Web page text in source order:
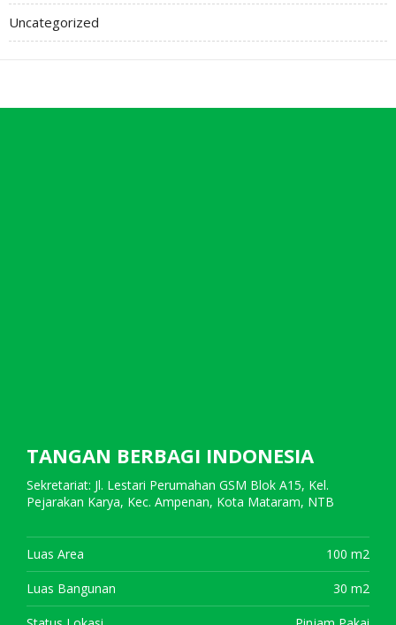
Uncategorized
TANGAN BERBAGI INDONESIA
Sekretariat: Jl. Lestari Perumahan GSM Blok A15, Kel.
Pejarakan Karya, Kec. Ampenan, Kota Mataram, NTB
Luas Area 100 m2
Luas Bangunan 30 m2